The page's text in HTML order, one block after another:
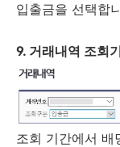
입출금을 선택합
9. 거래내역 조회
조회 기간에서 배